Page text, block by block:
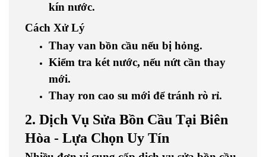
kín nước.
Cách Xử Lý
Thay van bồn cầu nếu bị hỏng.
Kiểm tra két nước, nếu nứt cần thay
mới.
Thay ron cao su mới để tránh rò rỉ.
2. Dịch Vụ Sửa Bồn Cầu Tại Biên
Hòa - Lựa Chọn Uy Tín